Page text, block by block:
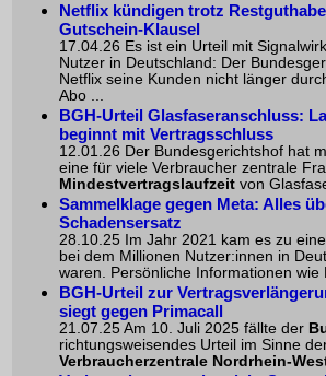
Netflix kündigen trotz
Gutschein-Klausel
17.04.26 Es ist ein Urteil mit
Nutzer in Deutschland: Der
Netflix seine Kunden nicht länger
Abo ...
BGH-Urteil Glasfaseranschluss:
beginnt mit Vertragsschluss
12.01.26 Der Bundesgerichtshof hat
eine für viele Verbraucher zentrale
Mindestvertragslaufzeit von
Sammelklage gegen Meta: Alles
Schadensersatz
28.10.25 Im Jahr 2021 kam es zu
bei dem Millionen Nutzer:innen in
waren. Persönliche Informationen wie
BGH-Urteil zur
siegt gegen Primacall
21.07.25 Am 10. Juli 2025 fällte der
richtungsweisendes Urteil im Sinne
Verbraucherzentrale Nordrhein-